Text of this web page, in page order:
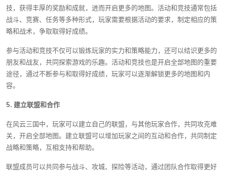
技，获得丰厚的奖励和成就，进而开启更多的地图。活动和竞技通常包括
战斗、竞赛、任务等多种形式，玩家需要根据活动的要求，制定相应的策
略和战术，争取取得好成绩。
参与活动和竞技不仅可以锻炼玩家的实力和策略能力，还可以结识更多的
朋友和战友，共同探索游戏的乐趣。活动和竞技也是开启全部地图的重要
途径，通过不断参与和取得好成绩，玩家可以逐渐解锁更多的地图和内
容。
5. 建立联盟和合作
在风云三国中，玩家可以建立自己的联盟，与其他玩家合作，共同攻克难
关，开启全部地图。建立联盟可以增加玩家之间的互动和合作，共同制定
战略和策略，互相支持和帮助。
联盟成员可以共同参与战斗、攻城、探险等活动，通过团队合作取得更好